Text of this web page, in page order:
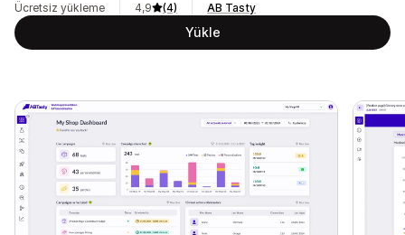
Ücretsiz yükleme
4,9
(4)
AB Tasty
Yükle